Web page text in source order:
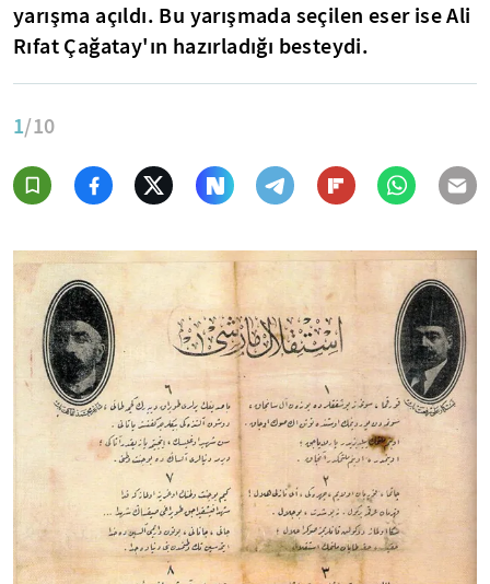
yarışma açıldı. Bu yarışmada seçilen eser ise Ali
Rıfat Çağatay'ın hazırladığı besteydi.
1/10